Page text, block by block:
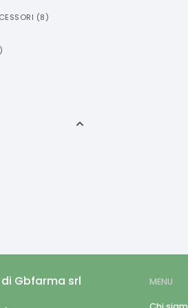
(8)
)
Gbfarma srl
MENU